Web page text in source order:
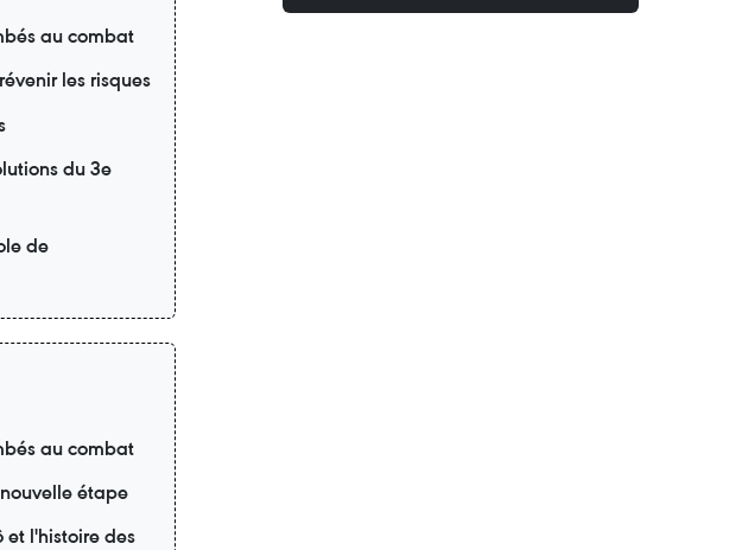
au combat
les risques
du 3e
de
au combat
étape
l'histoire des